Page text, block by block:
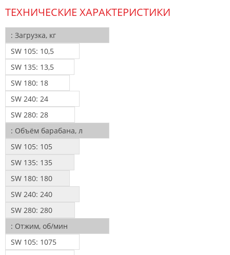
ТЕХНИЧЕСКИЕ ХАРАКТЕРИСТИКИ
: Загрузка, кг
SW 105: 10,5
SW 135: 13,5
SW 180: 18
SW 240: 24
SW 280: 28
: Объём барабана, л
SW 105: 105
SW 135: 135
SW 180: 180
SW 240: 240
SW 280: 280
: Отжим, об/мин
SW 105: 1075